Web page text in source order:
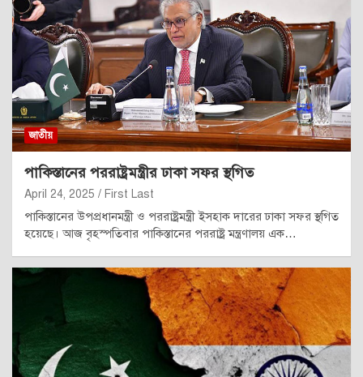
জাতীয়
পাকিস্তানের পররাষ্ট্রমন্ত্রীর ঢাকা সফর স্থগিত
April 24, 2025 First Last
পাকিস্তানের উপপ্রধানমন্ত্রী ও পররাষ্ট্রমন্ত্রী ইসহাক দারের ঢাকা সফর স্থগিত
হয়েছে। আজ বৃহস্পতিবার পাকিস্তানের পররাষ্ট্র মন্ত্রণালয় এক…